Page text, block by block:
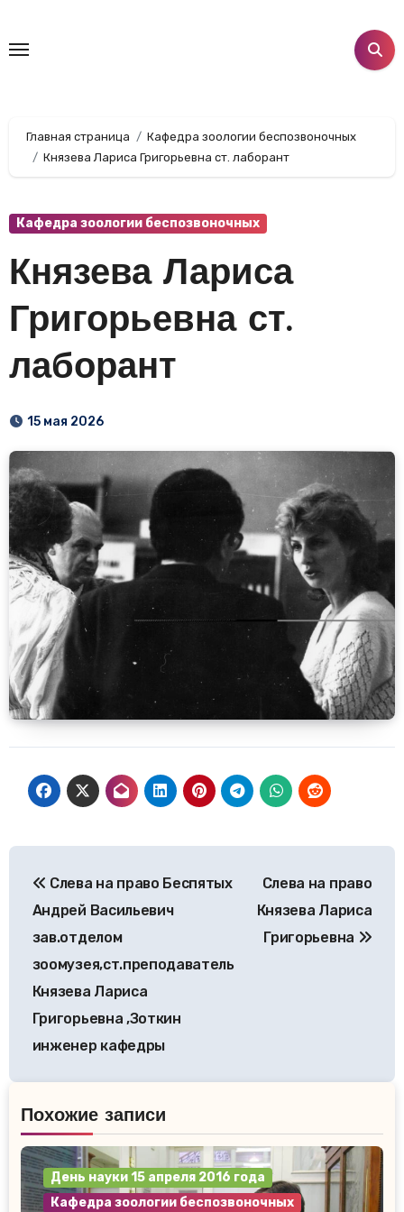
содержанию
Главная страница
Кафедра зоологии беспозвоночных
Князева Лариса Григорьевна ст. лаборант
Кафедра зоологии беспозвоночных
Князева Лариса
Григорьевна ст.
лаборант
15 мая 2026
по
записям
Слева на право Беспятых
Андрей Васильевич
зав.отделом
зоомузея,ст.преподаватель
Князева Лариса
Григорьевна ,Зоткин
инженер кафедры
Слева на право
Князева Лариса
Григорьевна
Похожие записи
День науки 15 апреля 2016 года
Кафедра зоологии беспозвоночных